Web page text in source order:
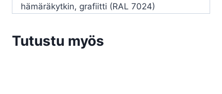
hämäräkytkin, grafiitti (RAL 7024)
Tutustu myös